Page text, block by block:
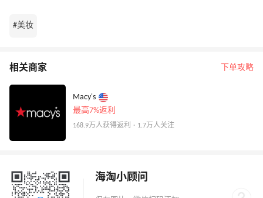
#美妆
相关商家 下单攻略
Macy's
最高7%返利
168.9万人获得返利 · 1.7万人关注
海淘小顾问